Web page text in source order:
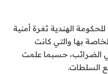
الهندية ثغرة أمنية
بها والتي كانت
الضرائب، حسبما علمت